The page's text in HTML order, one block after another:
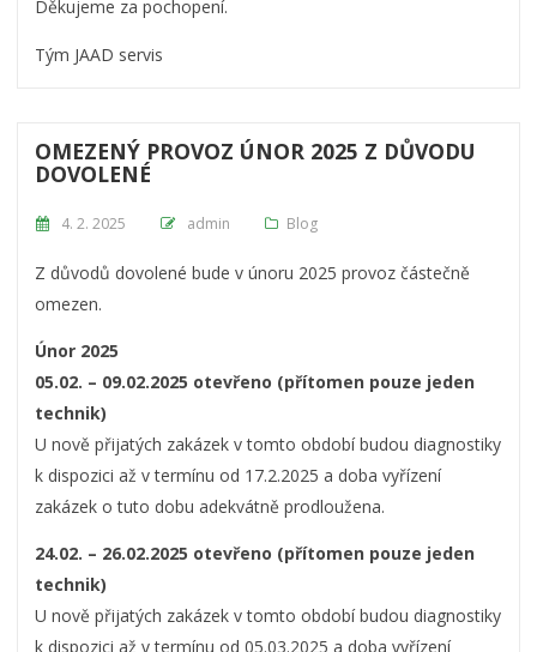
Děkujeme za pochopení.
Tým JAAD servis
OMEZENÝ PROVOZ ÚNOR 2025 Z DŮVODU
DOVOLENÉ
Posted on
4. 2. 2025 admin Blog
Z důvodů dovolené bude v únoru 2025 provoz částečně
omezen.
Únor 2025
05.02. – 09.02.2025 otevřeno (přítomen pouze jeden
technik)
U nově přijatých zakázek v tomto období budou diagnostiky
k dispozici až v termínu od 17.2.2025 a doba vyřízení
zakázek o tuto dobu adekvátně prodloužena.
24.02. – 26.02.2025 otevřeno (přítomen pouze jeden
technik)
U nově přijatých zakázek v tomto období budou diagnostiky
k dispozici až v termínu od 05.03.2025 a doba vyřízení